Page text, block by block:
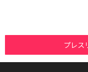
プレス